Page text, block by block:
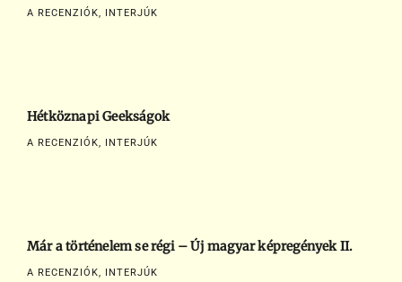
A RECENZIÓK, INTERJÚK
Hétköznapi Geekságok
A RECENZIÓK, INTERJÚK
Már a történelem se régi – Új magyar képregények II.
A RECENZIÓK, INTERJÚK